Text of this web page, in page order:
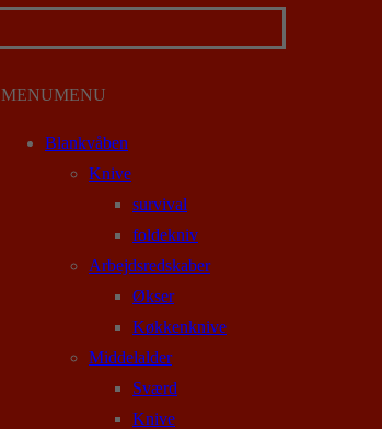
MENUMENU
Blankvåben
Knive
survival
foldekniv
Arbejdsredskaber
Økser
Køkkenknive
Middelalder
Sværd
Knive